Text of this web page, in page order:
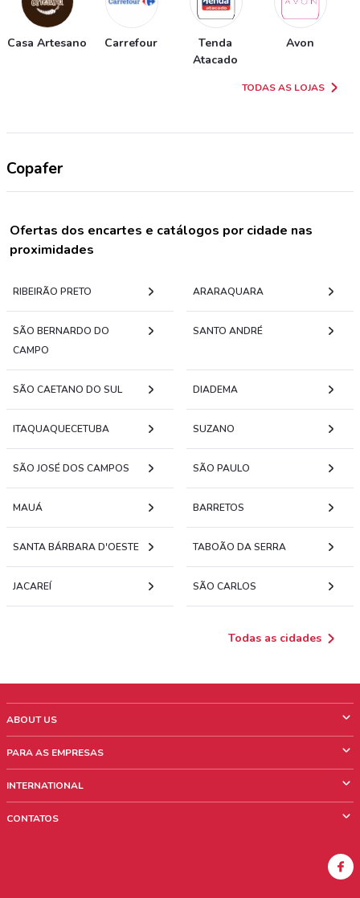
Casa Artesano Carrefour
Tenda
Atacado
Avon
TODAS AS LOJAS
Copafer
Ofertas dos encartes e catálogos por cidade nas
proximidades
RIBEIRÃO PRETO ARARAQUARA
SÃO BERNARDO DO
CAMPO
SANTO ANDRÉ
SÃO CAETANO DO SUL DIADEMA
ITAQUAQUECETUBA SUZANO
SÃO JOSÉ DOS CAMPOS SÃO PAULO
MAUÁ BARRETOS
SANTA BÁRBARA D'OESTE TABOÃO DA SERRA
JACAREÍ SÃO CARLOS
Todas as cidades
ABOUT US
Quem Somos
Trabalhe conosco
PARA AS EMPRESAS
Informações comerciais
INTERNATIONAL
CONTATOS